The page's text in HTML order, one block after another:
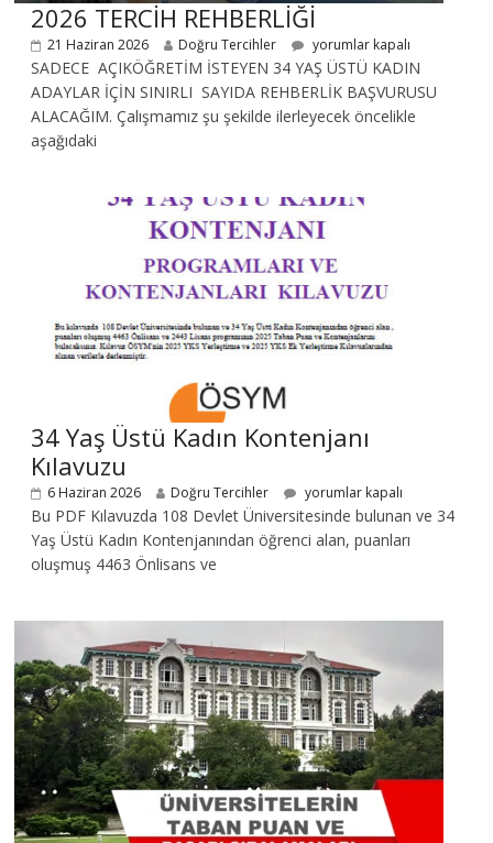
2026 TERCİH REHBERLİĞİ
21 Haziran 2026 Doğru Tercihler yorumlar kapalı
SADECE AÇIKÖĞRETİM İSTEYEN 34 YAŞ ÜSTÜ KADIN
ADAYLAR İÇİN SINIRLI SAYIDA REHBERLİK BAŞVURUSU
ALACAĞIM. Çalışmamız şu şekilde ilerleyecek öncelikle
aşağıdaki
34 Yaş Üstü Kadın Kontenjanı
Kılavuzu
6 Haziran 2026 Doğru Tercihler yorumlar kapalı
Bu PDF Kılavuzda 108 Devlet Üniversitesinde bulunan ve 34
Yaş Üstü Kadın Kontenjanından öğrenci alan, puanları
oluşmuş 4463 Önlisans ve